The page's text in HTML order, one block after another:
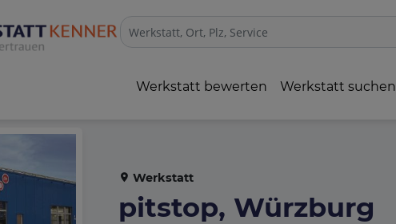
Werkstatt bewerten Werkstatt suchen
Werkstatt
pitstop, Würzburg